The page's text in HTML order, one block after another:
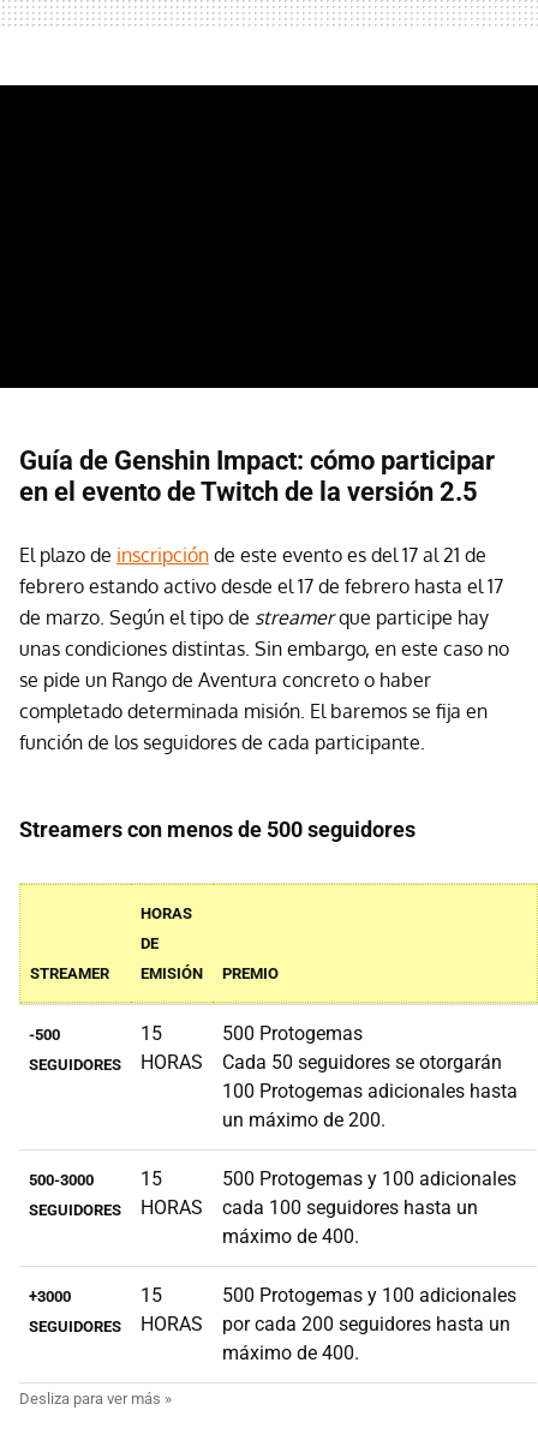
Guía de Genshin Impact: cómo participar
en el evento de Twitch de la versión 2.5
El plazo de inscripción de este evento es del 17 al 21 de
febrero estando activo desde el 17 de febrero hasta el 17
de marzo. Según el tipo de streamerque participe hay
unas condiciones distintas. Sin embargo, en este caso no
se pide un Rango de Aventura concreto o haber
completado determinada misión. El baremos se fija en
función de los seguidores de cada participante.
Streamers con menos de 500 seguidores
STREAMER
HORAS
DE
EMISIÓN
PREMIO
-500
SEGUIDORES
15
HORAS
500 Protogemas
Cada 50 seguidores se otorgarán
100 Protogemas adicionales hasta
un máximo de 200.
500-3000
SEGUIDORES
15
HORAS
500 Protogemas y 100 adicionales
cada 100 seguidores hasta un
máximo de 400.
+3000
SEGUIDORES
15
HORAS
500 Protogemas y 100 adicionales
por cada 200 seguidores hasta un
máximo de 400.